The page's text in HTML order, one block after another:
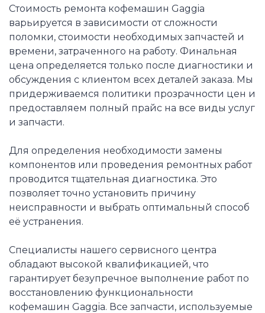
Стоимость ремонта кофемашин Gaggia
варьируется в зависимости от сложности
поломки, стоимости необходимых запчастей и
времени, затраченного на работу. Финальная
цена определяется только после диагностики и
обсуждения с клиентом всех деталей заказа. Мы
придерживаемся политики прозрачности цен и
предоставляем полный прайс на все виды услуг
и запчасти.
Для определения необходимости замены
компонентов или проведения ремонтных работ
проводится тщательная диагностика. Это
позволяет точно установить причину
неисправности и выбрать оптимальный способ
её устранения.
Специалисты нашего сервисного центра
обладают высокой квалификацией, что
гарантирует безупречное выполнение работ по
восстановлению функциональности
кофемашин Gaggia. Все запчасти, используемые